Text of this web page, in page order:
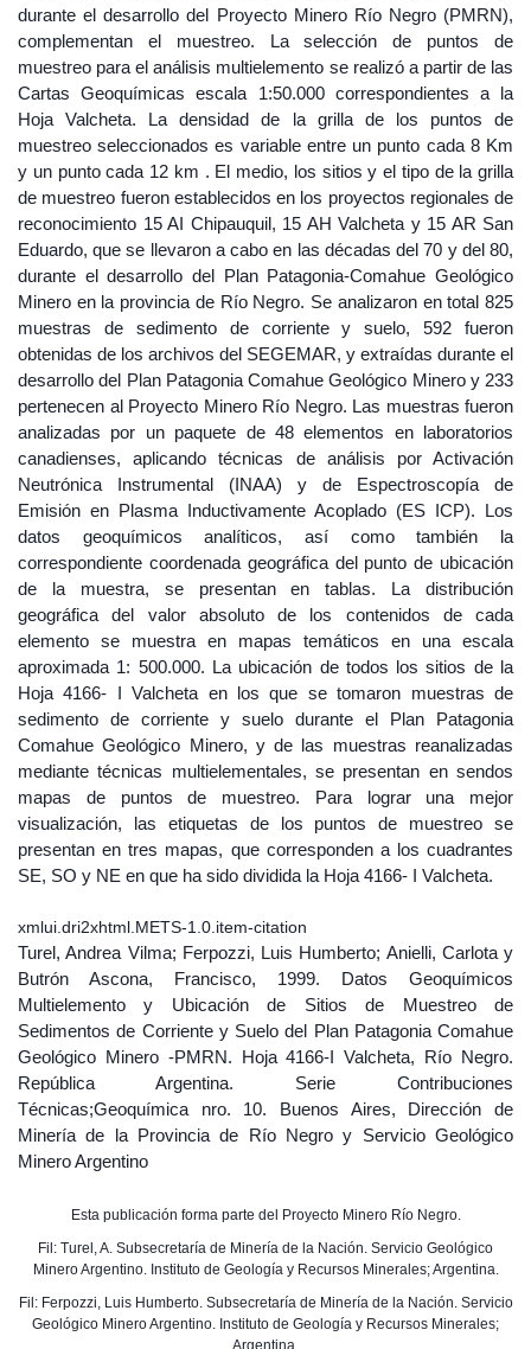
durante el desarrollo del Proyecto Minero Río Negro (PMRN),
complementan el muestreo. La selección de puntos de
muestreo para el análisis multielemento se realizó a partir de las
Cartas Geoquímicas escala 1:50.000 correspondientes a la
Hoja Valcheta. La densidad de la grilla de los puntos de
muestreo seleccionados es variable entre un punto cada 8 Km
y un punto cada 12 km . El medio, los sitios y el tipo de la grilla
de muestreo fueron establecidos en los proyectos regionales de
reconocimiento 15 AI Chipauquil, 15 AH Valcheta y 15 AR San
Eduardo, que se llevaron a cabo en las décadas del 70 y del 80,
durante el desarrollo del Plan Patagonia-Comahue Geológico
Minero en la provincia de Río Negro. Se analizaron en total 825
muestras de sedimento de corriente y suelo, 592 fueron
obtenidas de los archivos del SEGEMAR, y extraídas durante el
desarrollo del Plan Patagonia Comahue Geológico Minero y 233
pertenecen al Proyecto Minero Río Negro. Las muestras fueron
analizadas por un paquete de 48 elementos en laboratorios
canadienses, aplicando técnicas de análisis por Activación
Neutrónica Instrumental (INAA) y de Espectroscopía de
Emisión en Plasma Inductivamente Acoplado (ES ICP). Los
datos geoquímicos analíticos, así como también la
correspondiente coordenada geográfica del punto de ubicación
de la muestra, se presentan en tablas. La distribución
geográfica del valor absoluto de los contenidos de cada
elemento se muestra en mapas temáticos en una escala
aproximada 1: 500.000. La ubicación de todos los sitios de la
Hoja 4166- I Valcheta en los que se tomaron muestras de
sedimento de corriente y suelo durante el Plan Patagonia
Comahue Geológico Minero, y de las muestras reanalizadas
mediante técnicas multielementales, se presentan en sendos
mapas de puntos de muestreo. Para lograr una mejor
visualización, las etiquetas de los puntos de muestreo se
presentan en tres mapas, que corresponden a los cuadrantes
SE, SO y NE en que ha sido dividida la Hoja 4166- I Valcheta.
xmlui.dri2xhtml.METS-1.0.item-citation
Turel, Andrea Vilma; Ferpozzi, Luis Humberto; Anielli, Carlota y
Butrón Ascona, Francisco, 1999. Datos Geoquímicos
Multielemento y Ubicación de Sitios de Muestreo de
Sedimentos de Corriente y Suelo del Plan Patagonia Comahue
Geológico Minero -PMRN. Hoja 4166-I Valcheta, Río Negro.
República Argentina. Serie Contribuciones
Técnicas;Geoquímica nro. 10. Buenos Aires, Dirección de
Minería de la Provincia de Río Negro y Servicio Geológico
Minero Argentino
Esta publicación forma parte del Proyecto Minero Río Negro.
Fil: Turel, A. Subsecretaría de Minería de la Nación. Servicio Geológico
Minero Argentino. Instituto de Geología y Recursos Minerales; Argentina.
Fil: Ferpozzi, Luis Humberto. Subsecretaría de Minería de la Nación. Servicio
Geológico Minero Argentino. Instituto de Geología y Recursos Minerales;
Argentina.